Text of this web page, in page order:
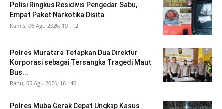
Polisi Ringkus Residivis Pengedar Sabu,
Empat Paket Narkotika Disita
Kamis, 06 Agu 2026, 19 : 12
Polres Muratara Tetapkan Dua Direktur
Korporasi sebagai Tersangka Tragedi Maut
Bus...
Rabu, 05 Agu 2026, 16 : 40
Polres Muba Gerak Cepat Ungkap Kasus